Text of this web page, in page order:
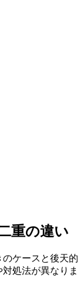
重の違い
ケースと後天的
処法が異なりま